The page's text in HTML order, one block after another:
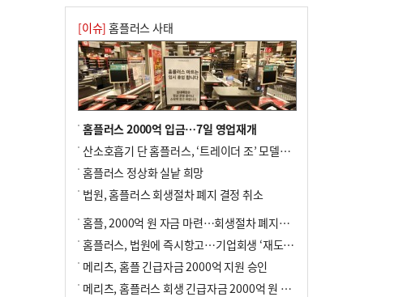
[이슈] 홈플러스 사태
홈플러스 2000억 입금…7일 영업재개
산소호흡기 단 홈플러스, ‘트레이더 조’ 모델로 살아날까
홈플러스 정상화 실낱 희망
법원, 홈플러스 회생절차 폐지 결정 취소
홈플, 2000억 원 자금 마련…회생절차 폐지에 즉시항고(종합)
홈플러스, 법원에 즉시항고…기업회생 ‘재도전’
메리츠, 홈플 긴급자금 2000억 지원 승인
메리츠, 홈플러스 회생 긴급자금 2000억 원 지원 승인